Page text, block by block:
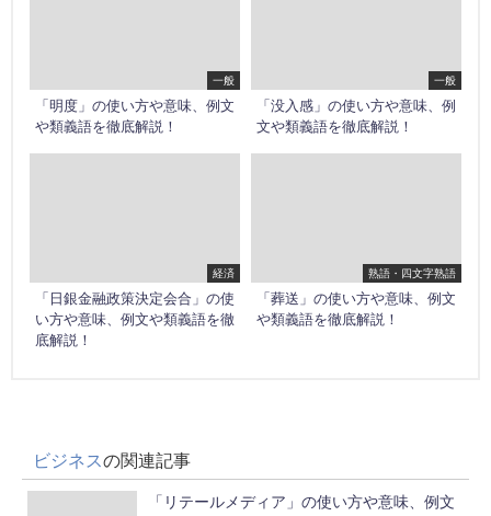
一般
「明度」の使い方や意味、例文
や類義語を徹底解説！
一般
「没入感」の使い方や意味、例
文や類義語を徹底解説！
経済
「日銀金融政策決定会合」の使
い方や意味、例文や類義語を徹
底解説！
熟語・四文字熟語
「葬送」の使い方や意味、例文
や類義語を徹底解説！
ビジネスの関連記事
「リテールメディア」の使い方や意味、例文